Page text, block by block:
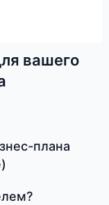
вашего
плана